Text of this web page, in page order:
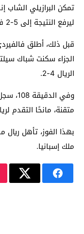
تمكن البرازيلي
ليرفع النتيجة إلى 5-2 في الدقيقة 120.
قبل ذلك، أطلق
الريال 4-2.
وفي
متقنة، مانحًا التقدم
بهذا الفوز، تأهل
ملك إسبانيا.